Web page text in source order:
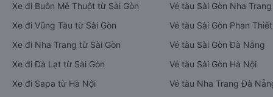
Xe đi Buôn Mê Thuột từ Sài Gòn
Xe đi Vũng Tàu từ Sài Gòn
Xe đi Nha Trang từ Sài Gòn
Xe đi Đà Lạt từ Sài Gòn
Xe đi Sapa từ Hà Nội
Vé tàu Sài Gòn Nha Trang
Vé tàu Sài Gòn Phan Thiết
Vé tàu Sài Gòn Đà Nẵng
Vé tàu Sài Gòn Hà Nội
Vé tàu Nha Trang Đà